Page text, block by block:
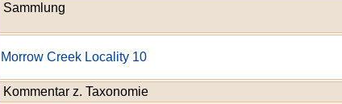
Sammlung
Morrow Creek Locality 10
Kommentar z. Taxonomie